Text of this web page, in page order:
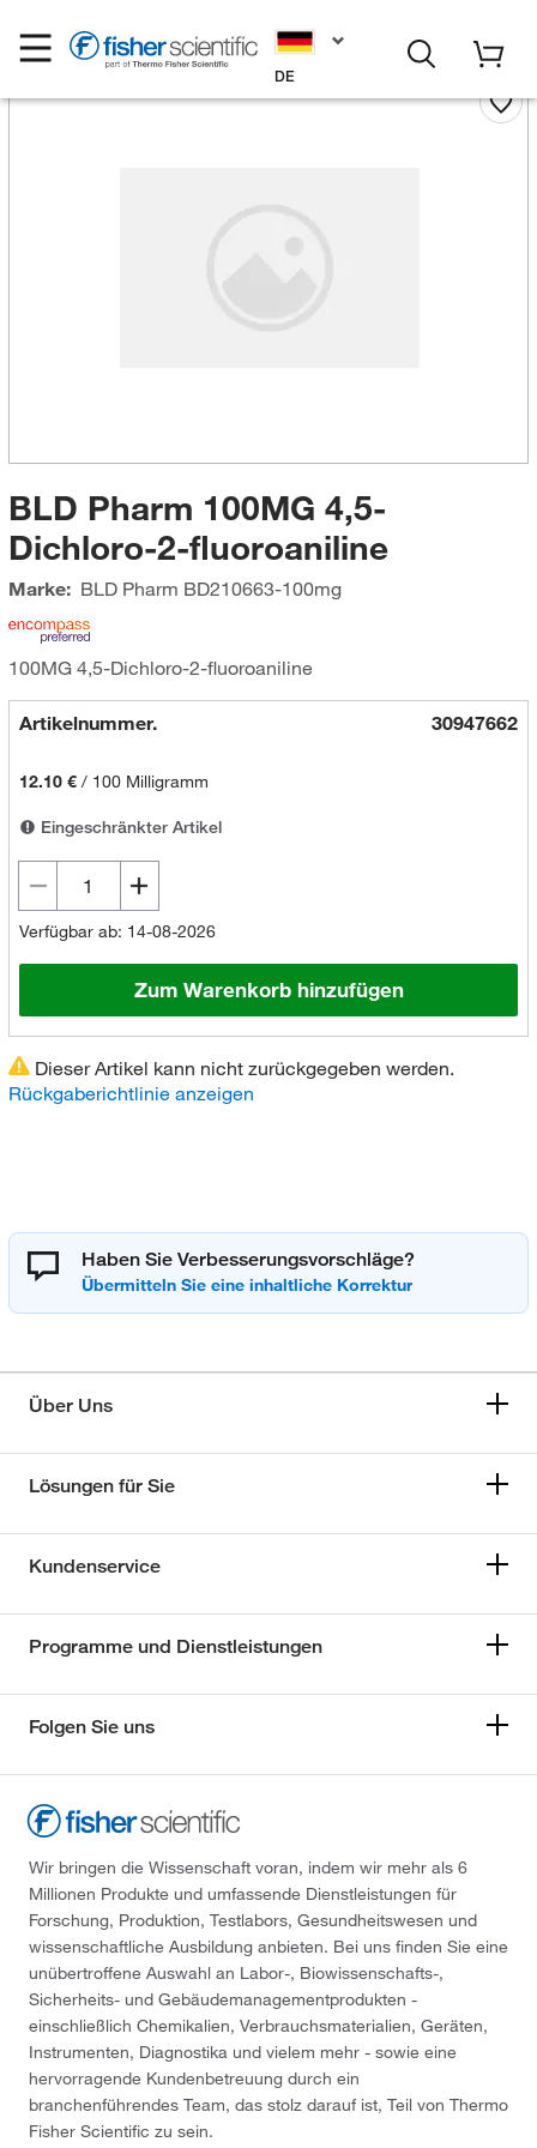
DE
BLD Pharm 100MG 4,5-
Dichloro-2-fluoroaniline
Marke: BLD Pharm BD210663-100mg
100MG 4,5-Dichloro-2-fluoroaniline
Artikelnummer. 30947662
12.10 €/ 100 Milligramm
Eingeschränkter Artikel
Verfügbar ab: 14-08-2026
Zum Warenkorb hinzufügen
Dieser Artikel kann nicht zurückgegeben werden.
Rückgaberichtlinie anzeigen
Haben Sie Verbesserungsvorschläge?
Über Uns
Lösungen für Sie
Kundenservice
Programme und Dienstleistungen
Folgen Sie uns
Wir bringen die Wissenschaft voran, indem wir mehr als 6
Millionen Produkte und umfassende Dienstleistungen für
Forschung, Produktion, Testlabors, Gesundheitswesen und
wissenschaftliche Ausbildung anbieten. Bei uns finden Sie eine
unübertroffene Auswahl an Labor-, Biowissenschafts-,
Sicherheits- und Gebäudemanagementprodukten -
einschließlich Chemikalien, Verbrauchsmaterialien, Geräten,
Instrumenten, Diagnostika und vielem mehr - sowie eine
hervorragende Kundenbetreuung durch ein
branchenführendes Team, das stolz darauf ist, Teil von Thermo
Fisher Scientific zu sein.